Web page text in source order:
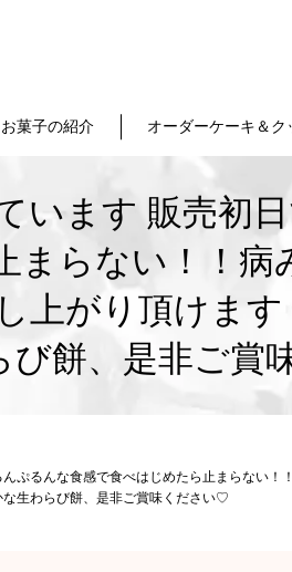
お菓子の紹介 オーダーケーキ＆ク
います 販売初
らない！！病
上がり頂けま
び餅、是非ご賞
ぷるんな食感で食べはじめたら止まらない！
生わらび餅、是非ご賞味ください♡